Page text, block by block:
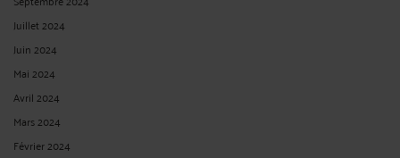
Juillet 2024
Juin 2024
Mai 2024
Avril 2024
Mars 2024
Février 2024